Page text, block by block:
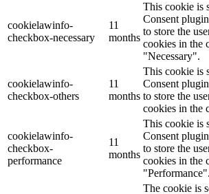
cookielawinfo-
checkbox-necessary
11
months
This cookie is
Consent
to store the
cookies in the
"Necessary".
cookielawinfo-
checkbox-others
11
months
This cookie is
Consent
to store the
cookies in the
cookielawinfo-
checkbox-
performance
11
months
This cookie is
Consent
to store the
cookies in the
"Performance".
The cookie is